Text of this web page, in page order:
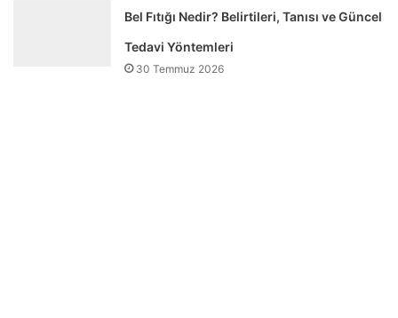
Bel Fıtığı Nedir? Belirtileri, Tanısı ve Güncel
Tedavi Yöntemleri
30 Temmuz 2026